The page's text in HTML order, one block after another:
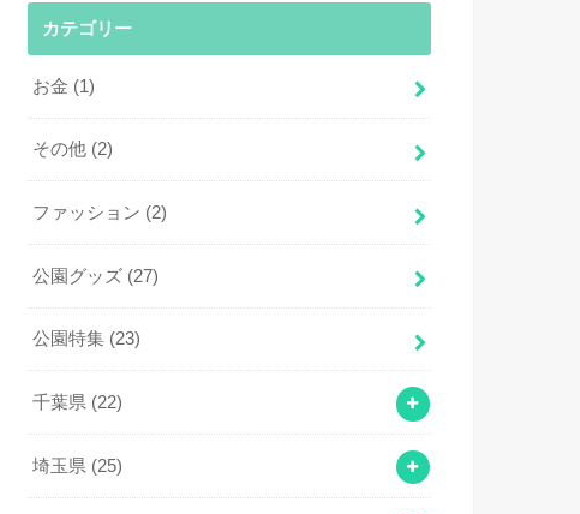
カテゴリー
お金 (1)
その他 (2)
ファッション (2)
公園グッズ (27)
公園特集 (23)
千葉県 (22)
埼玉県 (25)